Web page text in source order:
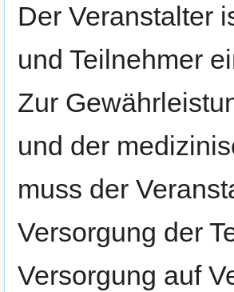
Der Veranstalter
und Teilnehmer
Zur
und der
muss der
Versorgung der
Versorgung auf